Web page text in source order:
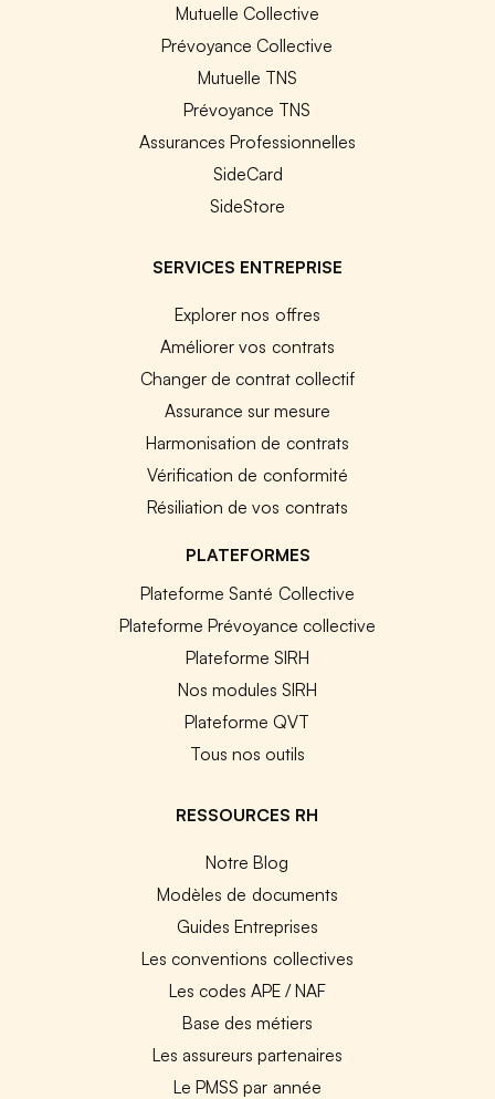
Mutuelle Collective
Prévoyance Collective
Mutuelle TNS
Prévoyance TNS
Assurances Professionnelles
SideCard
SideStore
SERVICES ENTREPRISE
Explorer nos offres
Améliorer vos contrats
Changer de contrat collectif
Assurance sur mesure
Harmonisation de contrats
Vérification de conformité
Résiliation de vos contrats
PLATEFORMES
Plateforme Santé Collective
Plateforme Prévoyance collective
Plateforme SIRH
Nos modules SIRH
Plateforme QVT
Tous nos outils
RESSOURCES RH
Notre Blog
Modèles de documents
Guides Entreprises
Les conventions collectives
Les codes APE / NAF
Base des métiers
Les assureurs partenaires
Le PMSS par année